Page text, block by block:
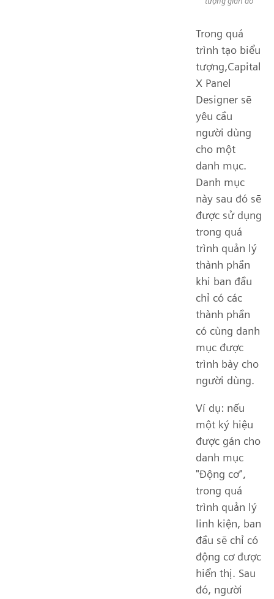
Trong quá
trình tạo biểu
tượng,Capital
X Panel
Designer sẽ
yêu cầu
người dùng
cho một
danh mục.
Danh mục
này sau đó sẽ
được sử dụng
trong quá
trình quản lý
thành phần
khi ban đầu
chỉ có các
thành phần
có cùng danh
mục được
trình bày cho
người dùng.
Ví dụ: nếu
một ký hiệu
được gán cho
danh mục
"Động cơ",
trong quá
trình quản lý
linh kiện, ban
đầu sẽ chỉ có
động cơ được
hiển thị. Sau
đó, người